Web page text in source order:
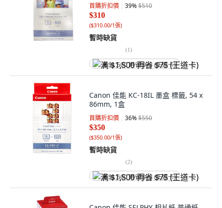
首購折扣價 39%$510
$310
($310.00/1張)
暫時缺貨
(1)
满 $1,500 再省 $75 (王道卡)
Canon 佳能 KC-18IL 墨盒 標籤, 54 x
86mm, 1盒
首購折扣價 36%$550
$350
($350.00/1張)
暫時缺貨
(2)
满 $1,500 再省 $75 (王道卡)